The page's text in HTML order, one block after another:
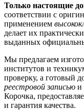
Только настоящие
соответствии с
применением
делает их
выданных
Мы предлагаем
институтов и
проверку, а готовый
реестровой записью и
Корочка,
и гарантия качества.